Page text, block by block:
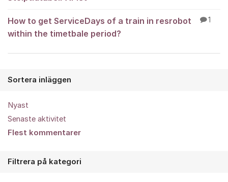
How to get ServiceDays of a train in resrobot
within the timetbale period?
1
Sortera inläggen
Nyast
Senaste aktivitet
Flest kommentarer
Filtrera på kategori